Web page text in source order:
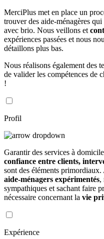
MerciPlus met en place un
trouver des aide-ménagères
avec brio. Nous veillons et
expériences passées et nous
détaillons plus bas.
Nous réalisons également des
de valider les compétences de
!
Profil
Garantir des services à
confiance entre clients,
sont des éléments
aide-ménagers expérimentés,
sympathiques et sachant faire
nécessaire concernant la vie
Expérience